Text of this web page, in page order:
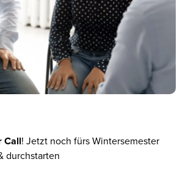
Call! Jetzt noch fürs Wintersemester
durchstarten